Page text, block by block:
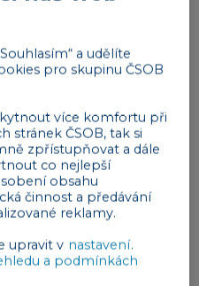
odboru v
1997 jsem se zde
výš, tím více si musíte
dělat věci, o nichž
V té době jsem
kde byl jedním z
pracovat jako
jak funguje
výroba a třeba i
Asi bych v
a udělíte
pro skupinu ČSOB
více komfortu při
stránek ČSOB, tak si
zpřístupňovat a dále
co nejlepší
obsahu
činnost a předávání
reklamy.
upravit v nastavení.
a podmínkách